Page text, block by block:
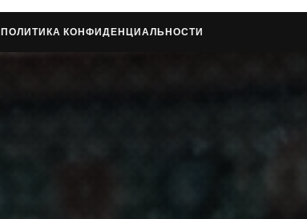
ПОЛИТИКА КОНФИДЕНЦИАЛЬНОСТИ